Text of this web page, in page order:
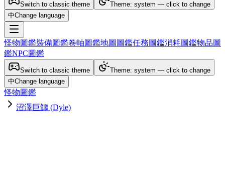
Switch to classic theme
Theme: system — click to change
中Change language
怪物圖鑑裝備圖鑑卷軸圖鑑地圖圖鑑任務圖鑑消耗圖鑑物品圖
鑑NPC圖鑑
Switch to classic theme
Theme: system — click to change
中Change language
怪物圖鑑
沼澤巨鱷 (Dyle)